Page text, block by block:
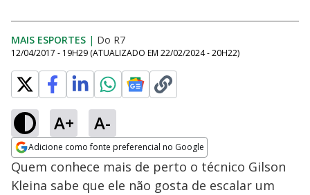
MAIS ESPORTES | Do R7
12/04/2017 - 19H29 (ATUALIZADO EM 22/02/2024 - 20H22)
A+ A-
Adicione como fonte preferencial no Google
Opens in new window
Quem conhece mais de perto o técnico Gilson
Kleina sabe que ele não gosta de escalar um